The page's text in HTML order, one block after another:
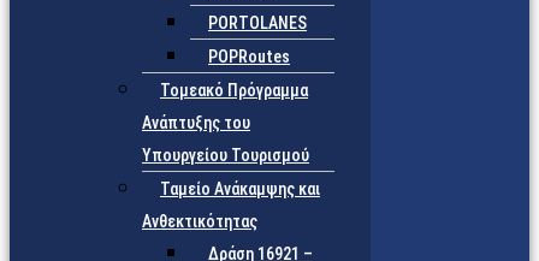
PORTOLANES
POPRoutes
Τομεακό Πρόγραμμα
Ανάπτυξης του
Υπουργείου Τουρισμού
Ταμείο Ανάκαμψης και
Ανθεκτικότητας
Δράση 16921 –